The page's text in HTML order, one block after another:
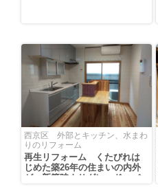
西京区 外部とキッチン、水まわ
りのリフォーム
再生リフォーム くたびれは
じめた築26年の住まいの内外
が、新築時よりグレード・バ